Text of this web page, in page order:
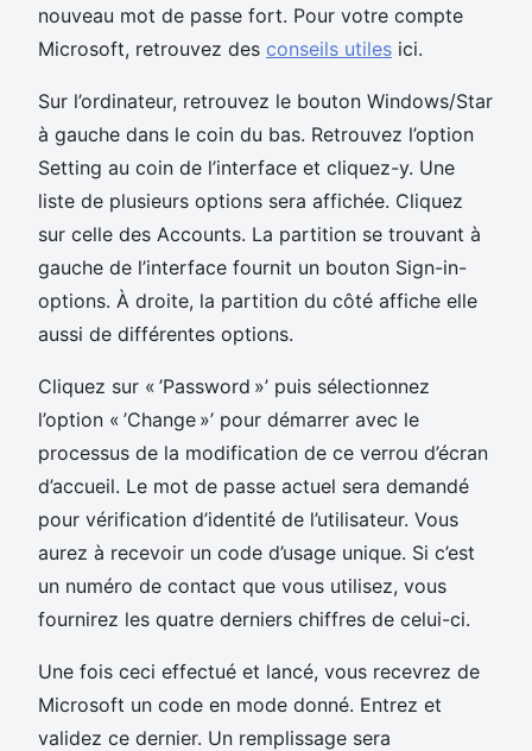
nouveau mot de passe fort. Pour votre compte
Microsoft, retrouvez des conseils utiles ici.
Sur l’ordinateur, retrouvez le bouton Windows/Star
à gauche dans le coin du bas. Retrouvez l’option
Setting au coin de l’interface et cliquez-y. Une
liste de plusieurs options sera affichée. Cliquez
sur celle des Accounts. La partition se trouvant à
gauche de l’interface fournit un bouton Sign-in-
options. À droite, la partition du côté affiche elle
aussi de différentes options.
Cliquez sur « ’Password »’ puis sélectionnez
l’option « ’Change »’ pour démarrer avec le
processus de la modification de ce verrou d’écran
d’accueil. Le mot de passe actuel sera demandé
pour vérification d’identité de l’utilisateur. Vous
aurez à recevoir un code d’usage unique. Si c’est
un numéro de contact que vous utilisez, vous
fournirez les quatre derniers chiffres de celui-ci.
Une fois ceci effectué et lancé, vous recevrez de
Microsoft un code en mode donné. Entrez et
validez ce dernier. Un remplissage sera